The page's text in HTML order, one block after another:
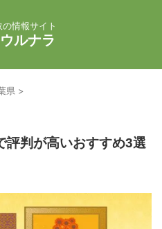
情報サイト
ルナラ
県 >
評判が高いおすすめ3選